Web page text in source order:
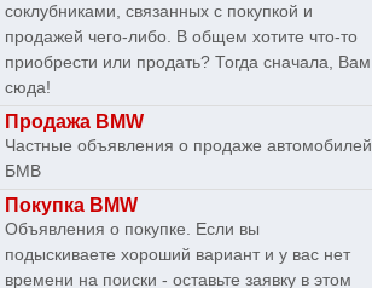
соклубниками, связанных с покупкой и
продажей чего-либо. В общем хотите что-то
приобрести или продать? Тогда сначала, Вам
сюда!
Продажа BMW
Частные объявления о продаже автомобилей
БМВ
Покупка BMW
Объявления о покупке. Если вы
подыскиваете хороший вариант и у вас нет
времени на поиски - оставьте заявку в этом